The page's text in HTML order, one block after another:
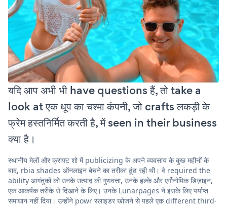
यदि आप अभी भी have questions हैं, तो take a
look at एक धूप का चश्मा कंपनी, जो crafts लकड़ी के
फ्रेम हस्तनिर्मित करती है, में seen in their business
क्या है।
स्थानीय मेलों और क्राफ्ट शो में publicizing के अपने व्यवसाय के कुछ महीनों के
बाद, rbia shades ऑनलाइन बेचने का तरीका ढूंढ रही थी। वे required the
ability आगंतुकों को उनके उत्पाद की गुणवत्ता, उनके हल्के और एर्गोनोमिक डिज़ाइन,
एक आकर्षक तरीके से दिखाने के लिए। उनके Lunarpages ने इसके लिए पर्याप्त
समाधान नहीं दिया। उन्होंने powr स्लाइडर खोजने से पहले एक different third-